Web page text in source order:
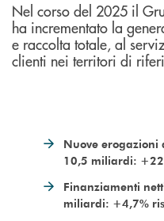
Nel corso del 2025 il
ha incrementato la
e raccolta totale, al
clienti nei territori di
Nuove erogazioni
10,5 miliardi:
Finanziamenti
miliardi: +4,7%